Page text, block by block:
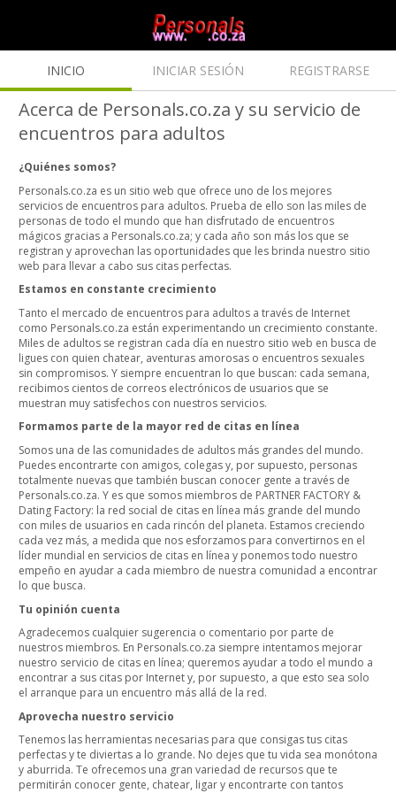
INICIO INICIAR SESIÓN REGISTRARSE
Acerca de Personals.co.za y su servicio de
encuentros para adultos
¿Quiénes somos?
Personals.co.za es un sitio web que ofrece uno de los mejores
servicios de encuentros para adultos. Prueba de ello son las miles de
personas de todo el mundo que han disfrutado de encuentros
mágicos gracias a Personals.co.za; y cada año son más los que se
registran y aprovechan las oportunidades que les brinda nuestro sitio
web para llevar a cabo sus citas perfectas.
Estamos en constante crecimiento
Tanto el mercado de encuentros para adultos a través de Internet
como Personals.co.za están experimentando un crecimiento constante.
Miles de adultos se registran cada día en nuestro sitio web en busca de
ligues con quien chatear, aventuras amorosas o encuentros sexuales
sin compromisos. Y siempre encuentran lo que buscan: cada semana,
recibimos cientos de correos electrónicos de usuarios que se
muestran muy satisfechos con nuestros servicios.
Formamos parte de la mayor red de citas en línea
Somos una de las comunidades de adultos más grandes del mundo.
Puedes encontrarte con amigos, colegas y, por supuesto, personas
totalmente nuevas que también buscan conocer gente a través de
Personals.co.za. Y es que somos miembros de PARTNER FACTORY &
Dating Factory: la red social de citas en línea más grande del mundo
con miles de usuarios en cada rincón del planeta. Estamos creciendo
cada vez más, a medida que nos esforzamos para convertirnos en el
líder mundial en servicios de citas en línea y ponemos todo nuestro
empeño en ayudar a cada miembro de nuestra comunidad a encontrar
lo que busca.
Tu opinión cuenta
Agradecemos cualquier sugerencia o comentario por parte de
nuestros miembros. En Personals.co.za siempre intentamos mejorar
nuestro servicio de citas en línea; queremos ayudar a todo el mundo a
encontrar a sus citas por Internet y, por supuesto, a que esto sea solo
el arranque para un encuentro más allá de la red.
Aprovecha nuestro servicio
Tenemos las herramientas necesarias para que consigas tus citas
perfectas y te diviertas a lo grande. No dejes que tu vida sea monótona
y aburrida. Te ofrecemos una gran variedad de recursos que te
permitirán conocer gente, chatear, ligar y encontrarte con tantos